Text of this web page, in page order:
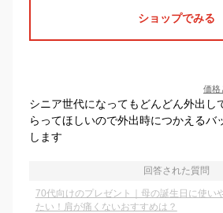
ショップでみる
価格
シニア世代になってもどんどん外出し
らってほしいので外出時につかえるバ
します
回答された質問
70代向けのプレゼント｜母の誕生日に使い
たい！肩が痛くないおすすめは？